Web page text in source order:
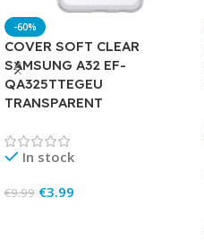
-60%
COVER SOFT CLEAR
SAMSUNG A32 EF-
QA325TTEGEU
TRANSPARENT
In stock
€9.99 €3.99